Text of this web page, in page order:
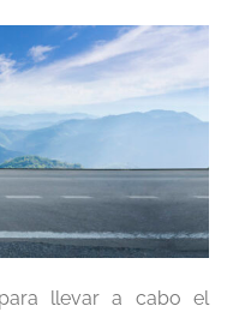
llevar a cabo el